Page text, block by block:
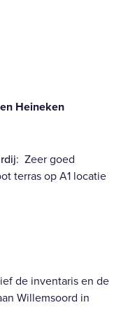
Heineken
: Zeer goed
terras op A1 locatie
de inventaris en de
Willemsoord in